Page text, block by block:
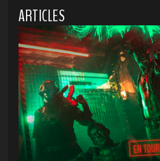
ARTICLES